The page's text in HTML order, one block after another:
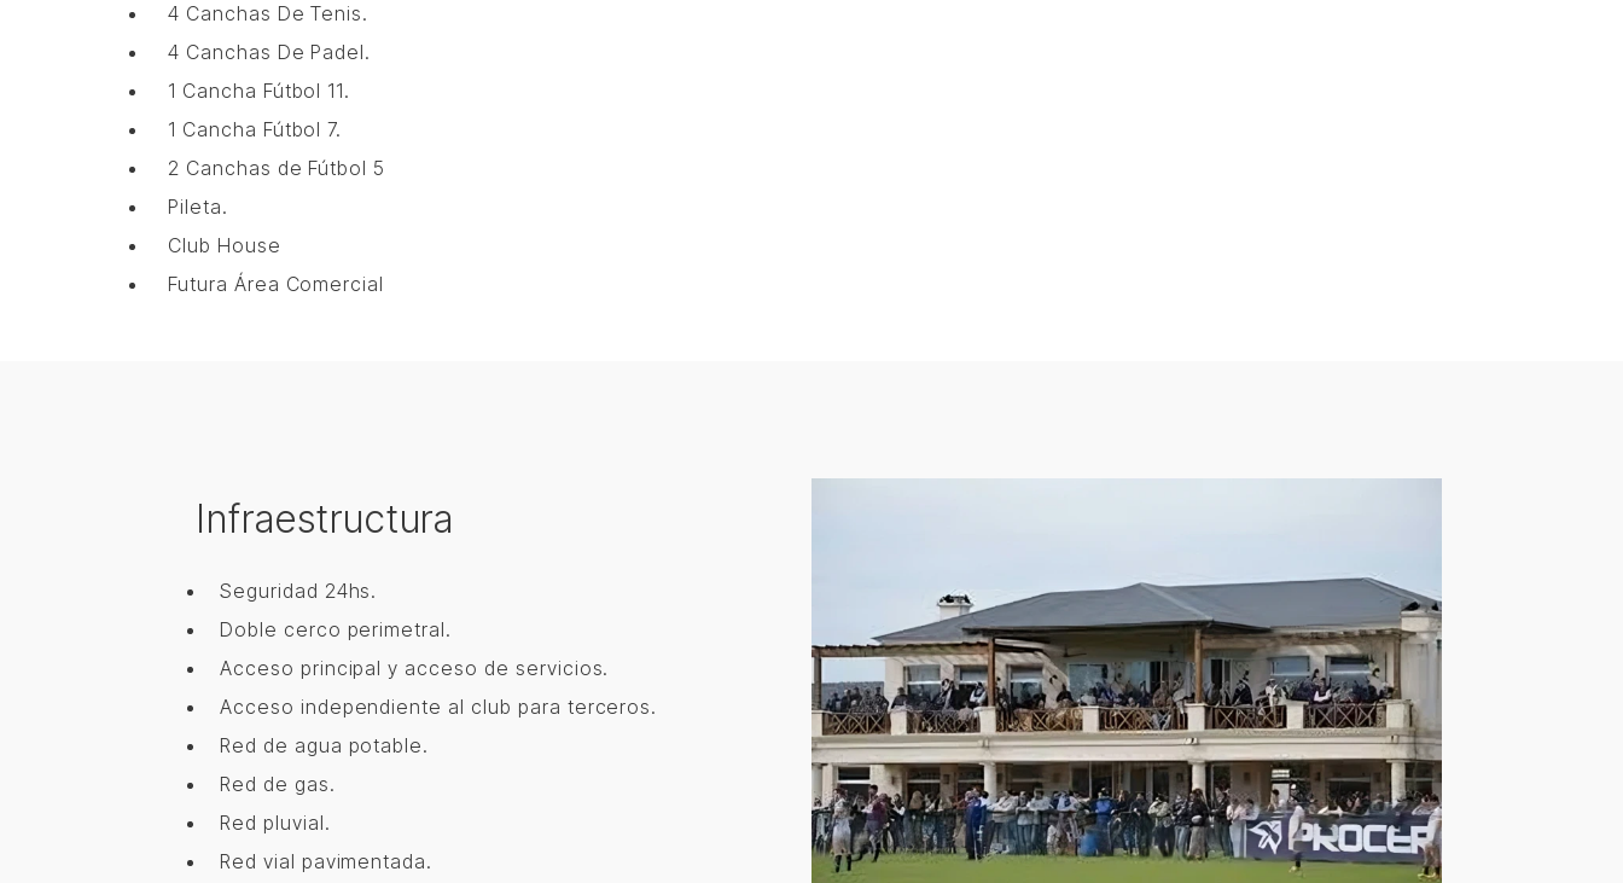
4 Canchas De Tenis.
4 Canchas De Padel.
1 Cancha Fútbol 11.
1 Cancha Fútbol 7.
2 Canchas de Fútbol 5
Pileta.
Club House
Futura Área Comercial
Infraestructura
Seguridad 24hs.
Doble cerco perimetral.
Acceso principal y acceso de servicios.
Acceso independiente al club para terceros.
Red de agua potable.
Red de gas.
Red pluvial.
Red vial pavimentada.